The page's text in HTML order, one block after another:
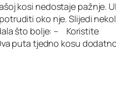
kosi nedostaje pažnje.
oko nje. Slijedi
što bolje: – Koristite
puta tjedno kosu